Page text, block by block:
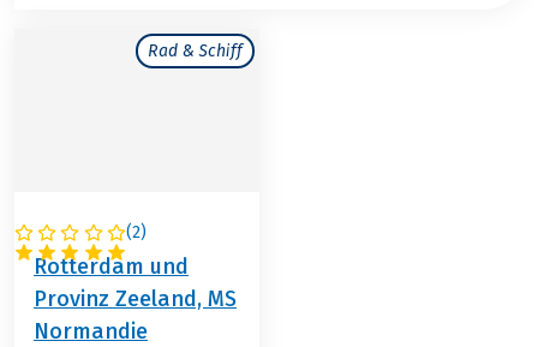
Rad & Schiff
(2)
NIEDERLANDE
Rotterdam und
Provinz Zeeland, MS
Normandie